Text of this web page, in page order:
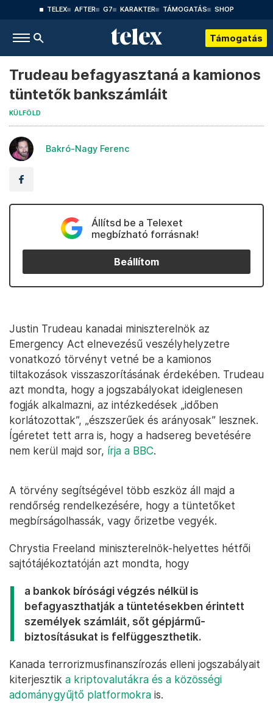
TELEX AFTER G7 KARAKTER TÁMOGATÁS SHOP
Támogatás
Trudeau befagyasztaná a kamionos
tüntetők bankszámláit
KÜLFÖLD
Bakró-Nagy Ferenc
Állítsd be a Telexet
megbízható forrásnak!
Beállítom
Justin Trudeau kanadai miniszterelnök az
Emergency Act elnevezésű veszélyhelyzetre
vonatkozó törvényt vetné be a kamionos
tiltakozások visszaszorításának érdekében. Trudeau
azt mondta, hogy a jogszabályokat ideiglenesen
fogják alkalmazni, az intézkedések „időben
korlátozottak”, „észszerűek és arányosak” lesznek.
Ígéretet tett arra is, hogy a hadsereg bevetésére
nem kerül majd sor, írja a BBC.
A törvény segítségével több eszköz áll majd a
rendőrség rendelkezésére, hogy a tüntetőket
megbírságolhassák, vagy őrizetbe vegyék.
Chrystia Freeland miniszterelnök-helyettes hétfői
sajtótájékoztatóján azt mondta, hogy
a bankok bírósági végzés nélkül is
befagyaszthatják a tüntetésekben érintett
személyek számláit, sőt gépjármű-
biztosításukat is felfüggeszthetik.
Kanada terrorizmusfinanszírozás elleni jogszabályait
kiterjesztik a kriptovalutákra és a közösségi
adománygyűjtő platformokra is.